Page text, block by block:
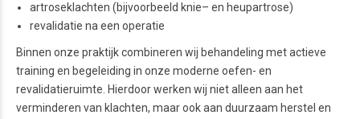
artroseklachten (bijvoorbeeld knie– en heupartrose)
revalidatie na een operatie
Binnen onze praktijk combineren wij behandeling met actieve
training en begeleiding in onze moderne oefen- en
revalidatieruimte. Hierdoor werken wij niet alleen aan het
verminderen van klachten, maar ook aan duurzaam herstel en